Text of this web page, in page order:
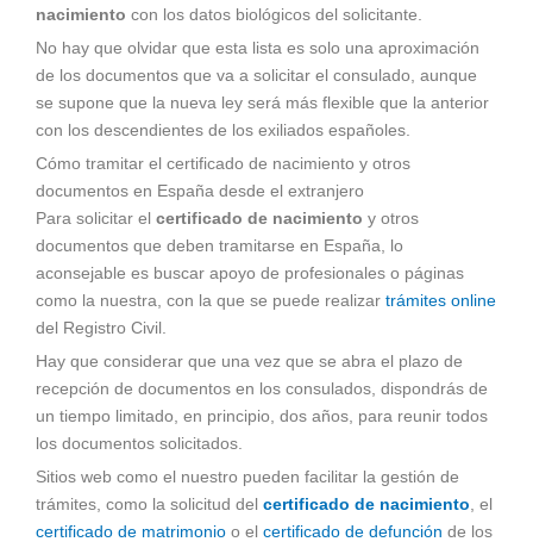
nacimiento con los datos biológicos del solicitante.
No hay que olvidar que esta lista es solo una aproximación
de los documentos que va a solicitar el consulado, aunque
se supone que la nueva ley será más flexible que la anterior
con los descendientes de los exiliados españoles.
Cómo tramitar el certificado de nacimiento y otros
documentos en España desde el extranjero
Para solicitar el certificado de nacimiento y otros
documentos que deben tramitarse en España, lo
aconsejable es buscar apoyo de profesionales o páginas
como la nuestra, con la que se puede realizar trámites online
del Registro Civil.
Hay que considerar que una vez que se abra el plazo de
recepción de documentos en los consulados, dispondrás de
un tiempo limitado, en principio, dos años, para reunir todos
los documentos solicitados.
Sitios web como el nuestro pueden facilitar la gestión de
trámites, como la solicitud del certificado de nacimiento, el
certificado de matrimonio o el certificado de defunción de los